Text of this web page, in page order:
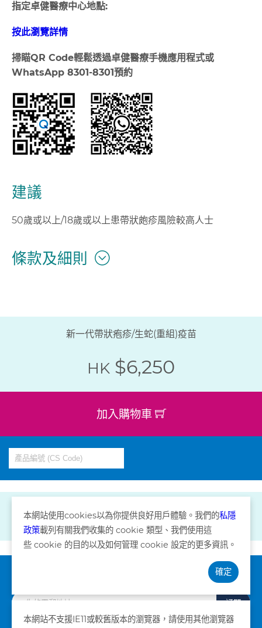
指定卓健醫療中心地點:
按此瀏覽詳情
掃瞄QR Code輕鬆透過卓健醫療手機應用程式或
WhatsApp 8301-8301預約
建議
50歲或以上/18歲或以上患帶狀皰疹風險較高人士
條款及細則
新一代帶狀疱疹/生蛇(重組)疫苗
HK $6,250
加入購物車
訂閱
本網站使用cookies以為你提供良好用戶體驗。我們的私隱
政策載列有關我們收集的 cookie 類型、我們使用這
些 cookie 的目的以及如何管理 cookie 設定的更多資訊。
確定
本網站不支援IE11或較舊版本的瀏覽器，請使用其他瀏覽器